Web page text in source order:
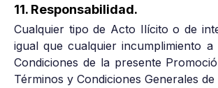
11. Responsabilidad.
Cualquier tipo de Acto Ilícito o de
igual que cualquier incumplimiento
Condiciones de la presente
Términos y Condiciones Generales